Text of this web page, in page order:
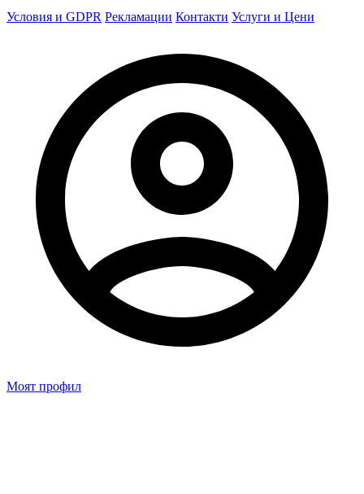
Условия и GDPR Рекламации Контакти Услуги и Цени
Моят профил